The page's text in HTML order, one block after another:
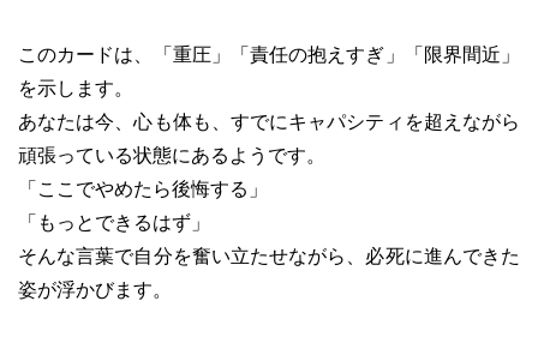
このカードは、「重圧」「責任の抱えすぎ」「限界間近」
を示します。
あなたは今、心も体も、すでにキャパシティを超えながら
頑張っている状態にあるようです。
「ここでやめたら後悔する」
「もっとできるはず」
そんな言葉で自分を奮い立たせながら、必死に進んできた
姿が浮かびます。